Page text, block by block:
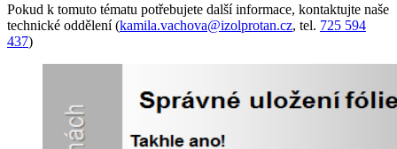
Pokud k tomuto tématu potřebujete další informace, kontaktujte naše
technické oddělení (kamila.vachova@izolprotan.cz, tel. 725 594
437)